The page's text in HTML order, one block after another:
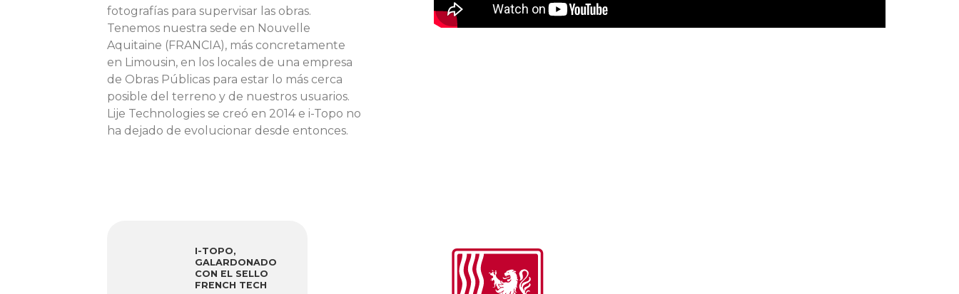
fotografías para supervisar las obras.
Tenemos nuestra sede en Nouvelle
Aquitaine (FRANCIA), más concretamente
en Limousin, en los locales de una empresa
de Obras Públicas para estar lo más cerca
posible del terreno y de nuestros usuarios.
Lije Technologies se creó en 2014 e i-Topo no
ha dejado de evolucionar desde entonces.
I-TOPO,
GALARDONADO
CON EL SELLO
FRENCH TECH